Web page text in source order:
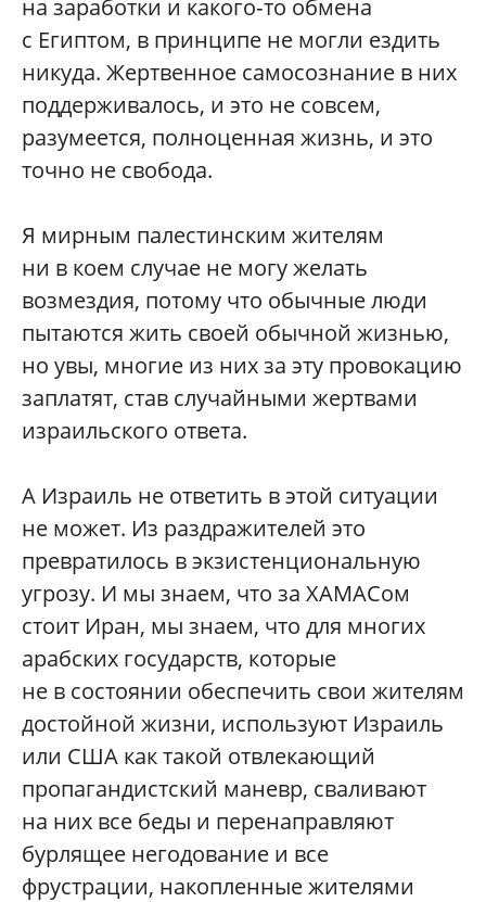
на заработки и какого‑то обмена
с Египтом, в принципе не могли ездить
никуда. Жертвенное самосознание в них
поддерживалось, и это не совсем,
разумеется, полноценная жизнь, и это
точно не свобода.
Я мирным палестинским жителям
ни в коем случае не могу желать
возмездия, потому что обычные люди
пытаются жить своей обычной жизнью,
но увы, многие из них за эту провокацию
заплатят, став случайными жертвами
израильского ответа.
А Израиль не ответить в этой ситуации
не может. Из раздражителей это
превратилось в экзистенциональную
угрозу. И мы знаем, что за ХАМАСом
стоит Иран, мы знаем, что для многих
арабских государств, которые
не в состоянии обеспечить свои жителям
достойной жизни, используют Израиль
или США как такой отвлекающий
пропагандистский маневр, сваливают
на них все беды и перенаправляют
бурлящее негодование и все
фрустрации, накопленные жителями